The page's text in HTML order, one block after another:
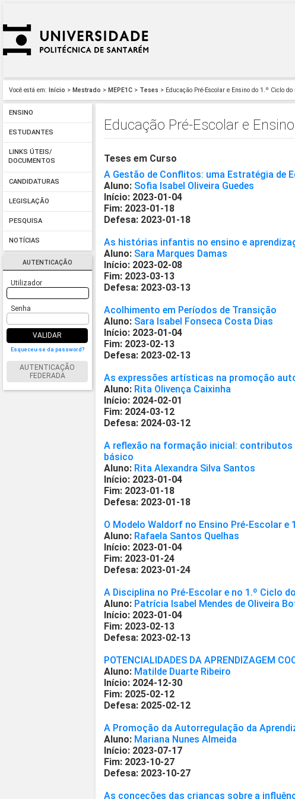
Você está em: Início > Mestrado > MEPE1C > Teses > Educação Pré-Escolar e Ensino do 1.º Ciclo
ENSINO
ESTUDANTES
LINKS ÚTEIS/
DOCUMENTOS
CANDIDATURAS
LEGISLAÇÃO
PESQUISA
NOTÍCIAS
AUTENTICAÇÃO
Utilizador
Senha
VALIDAR
Esqueceu-se da password?
AUTENTICAÇÃO
FEDERADA
Educação Pré-Escolar e
Teses em Curso
A Gestão de Conflitos: uma Estratégia de
Aluno: Sofia Isabel Oliveira Guedes
Início: 2023-01-04
Fim: 2023-01-18
Defesa: 2023-01-18
As histórias infantis no ensino e
Aluno: Sara Marques Damas
Início: 2023-02-08
Fim: 2023-03-13
Defesa: 2023-03-13
Acolhimento em Períodos de Transição
Aluno: Sara Isabel Fonseca Costa Dias
Início: 2023-01-04
Fim: 2023-02-13
Defesa: 2023-02-13
As expressões artísticas na promoção
Aluno: Rita Olivença Caixinha
Início: 2024-02-01
Fim: 2024-03-12
Defesa: 2024-03-12
A reflexão na formação inicial: contributos
básico
Aluno: Rita Alexandra Silva Santos
Início: 2023-01-04
Fim: 2023-01-18
Defesa: 2023-01-18
O Modelo Waldorf no Ensino Pré-Escolar e
Aluno: Rafaela Santos Quelhas
Início: 2023-01-04
Fim: 2023-01-24
Defesa: 2023-01-24
A Disciplina no Pré-Escolar e no 1.º Ciclo
Aluno: Patrícia Isabel Mendes de Oliveira
Início: 2023-01-04
Fim: 2023-02-13
Defesa: 2023-02-13
POTENCIALIDADES DA APRENDIZAGEM
Aluno: Matilde Duarte Ribeiro
Início: 2024-12-30
Fim: 2025-02-12
Defesa: 2025-02-12
A Promoção da Autorregulação da
Aluno: Mariana Nunes Almeida
Início: 2023-07-17
Fim: 2023-10-27
Defesa: 2023-10-27
As conceções das crianças sobre a